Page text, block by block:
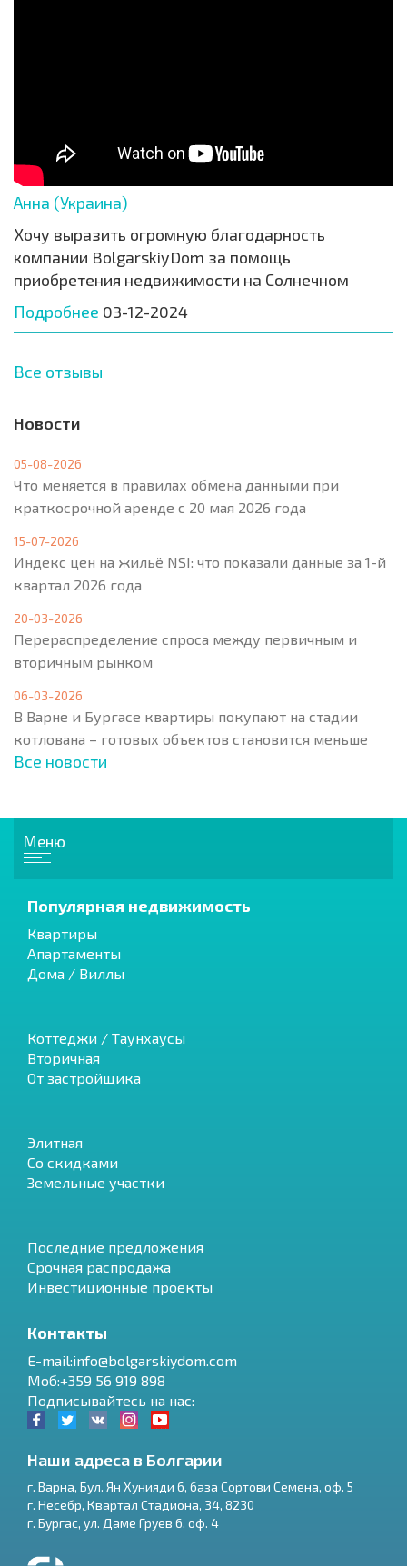
Анна (Украина)
Хочу выразить огромную благодарность
компании BolgarskiyDom за помощь
приобретения недвижимости на Солнечном
Подробнее 03-12-2024
Все отзывы
Новости
05-08-2026
Что меняется в правилах обмена данными при
краткосрочной аренде с 20 мая 2026 года
15-07-2026
Индекс цен на жильё NSI: что показали данные за 1-й
квартал 2026 года
20-03-2026
Перераспределение спроса между первичным и
вторичным рынком
06-03-2026
В Варне и Бургасе квартиры покупают на стадии
котлована – готовых объектов становится меньше
Все новости
Меню
Популярная недвижимость
Квартиры
Апартаменты
Дома / Виллы
Коттеджи / Таунхаусы
Вторичная
От застройщика
Элитная
Со скидками
Земельные участки
Последние предложения
Срочная распродажа
Инвестиционные проекты
Контакты
E-mail:info@bolgarskiydom.com
Моб:+359 56 919 898
Подписывайтесь на нас:
Наши адреса в Болгарии
г. Варна, Бул. Ян Хунияди 6, база Сортови Семена, оф. 5
г. Несебр, Квартал Стадиона, 34, 8230
г. Бургас, ул. Даме Груев 6, оф. 4